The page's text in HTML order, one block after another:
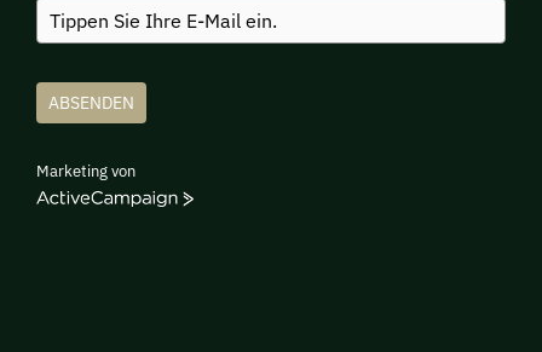
ABSENDEN
Marketing von
ActiveCampaign